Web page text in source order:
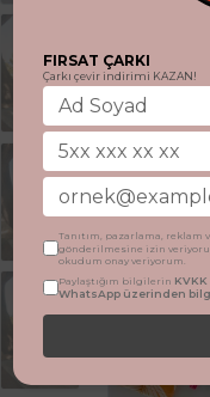
FIRSAT ÇARKI
Çarkı çevir indirimi KAZAN!
Tanıtım, pazarlama,
gönderilmesine izin
okudum onay veriyorum.
Paylaştığım bilgilerin
WhatsApp üzerinden